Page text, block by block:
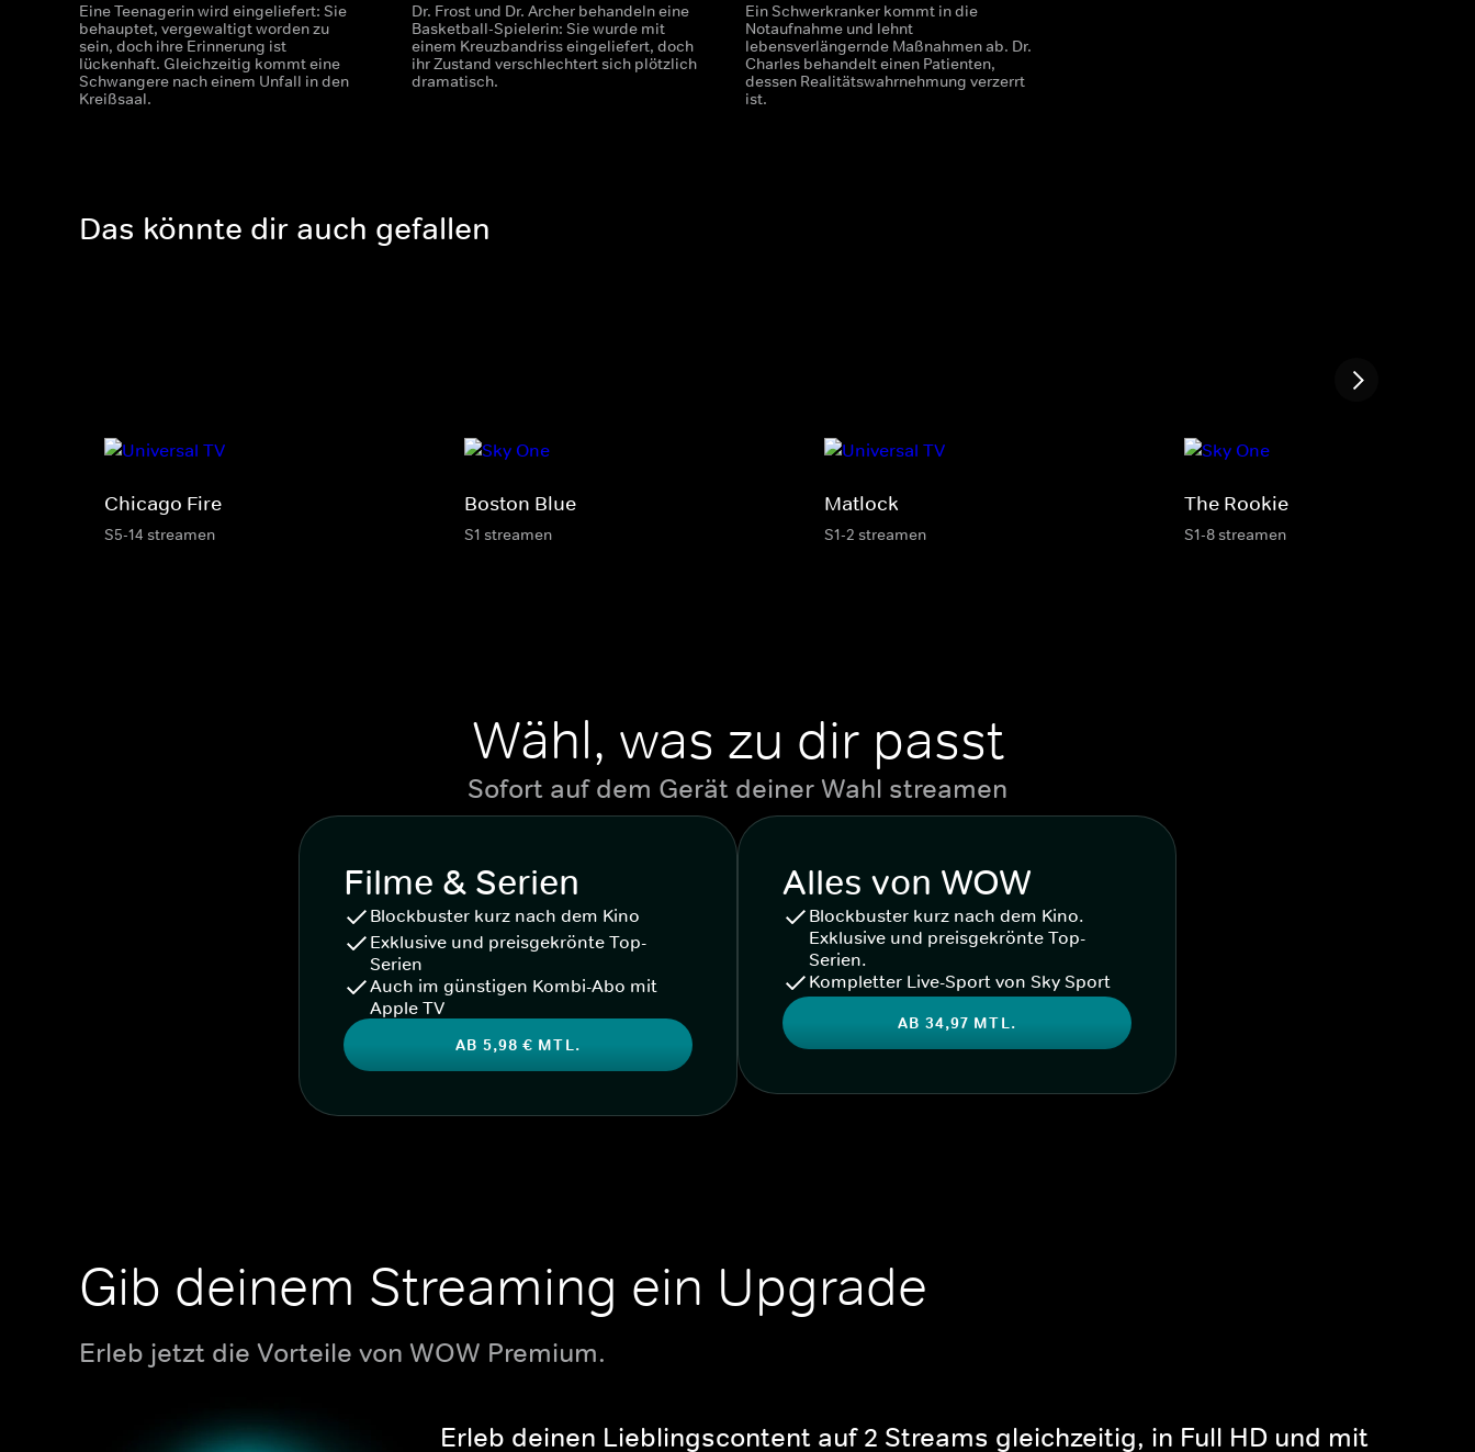
Eine Teenagerin wird eingeliefert: Sie
behauptet, vergewaltigt worden zu
sein, doch ihre Erinnerung ist
lückenhaft. Gleichzeitig kommt eine
Schwangere nach einem Unfall in den
Kreißsaal.
Dr. Frost und Dr. Archer behandeln eine
Basketball-Spielerin: Sie wurde mit
einem Kreuzbandriss eingeliefert, doch
ihr Zustand verschlechtert sich plötzlich
dramatisch.
Ein Schwerkranker kommt in die
Notaufnahme und lehnt
lebensverlängernde Maßnahmen ab. Dr.
Charles behandelt einen Patienten,
dessen Realitätswahrnehmung verzerrt
ist.
Das könnte dir auch gefallen
Chicago Fire
S5-14 streamen
Boston Blue
S1 streamen
Matlock
S1-2 streamen
The Rookie
S1-8 streamen
Wähl, was zu dir passt
Sofort auf dem Gerät deiner Wahl streamen
Filme & Serien
Blockbuster kurz nach dem Kino
Exklusive und preisgekrönte Top-
Serien
Auch im günstigen Kombi-Abo mit
Apple TV
AB 5,98 € MTL.
Alles von WOW
Blockbuster kurz nach dem Kino.
Exklusive und preisgekrönte Top-
Serien.
Kompletter Live-Sport von Sky Sport
AB 34,97 MTL.
Gib deinem Streaming ein Upgrade
Erleb jetzt die Vorteile von WOW Premium.
Erleb deinen Lieblingscontent auf 2 Streams gleichzeitig, in Full HD und mit